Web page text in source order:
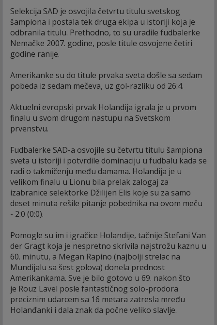
Selekcija SAD je osvojila četvrtu titulu svetskog
šampiona i postala tek druga ekipa u istoriji koja je
odbranila titulu. Prethodno, to su uradile fudbalerke
Nemačke 2007. godine, posle titule osvojene četiri
godine ranije.
Amerikanke su do titule prvaka sveta došle sa sedam
pobeda iz sedam mečeva, uz gol-razliku od 26:4.
Aktuelni evropski prvak Holandija igrala je u prvom
finalu u svom drugom nastupu na Svetskom
prvenstvu.
Fudbalerke SAD-a osvojile su četvrtu titulu šampiona
sveta u istoriji i potvrdile dominaciju u fudbalu kada se
radi o takmičenju među damama. Holandija je u
velikom finalu u Lionu bila prelak zalogaj za
izabranice selektorke Džilijen Elis koje su za samo
deset minuta rešile pitanje pobednika na ovom meču
- 2:0 (0:0).
Pomogle su im i igračice Holandije, tačnije Stefani Van
der Gragt koja je nespretno skrivila najstrožu kaznu u
60. minutu, a Megan Rapino (najbolji strelac na
Mundijalu sa šest golova) donela prednost
Amerikankama. Sve je bilo gotovo u 69. nakon što
je Rouz Lavel posle fantastičnog solo-prodora
preciznim udarcem sa 16 metara zatresla mređu
Holanđanki i dala znak da počne veliko slavlje.